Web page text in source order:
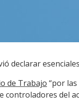
declarar
de Trabajo “por
controladores del